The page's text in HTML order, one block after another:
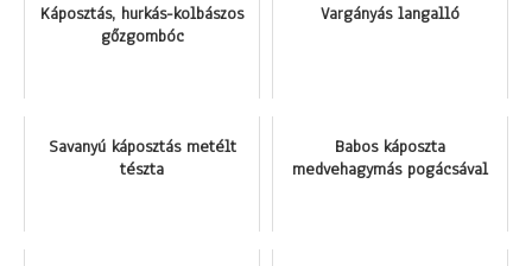
Káposztás, hurkás-kolbászos
gőzgombóc
Vargányás langalló
Savanyú káposztás metélt
tészta
Babos káposzta
medvehagymás pogácsával